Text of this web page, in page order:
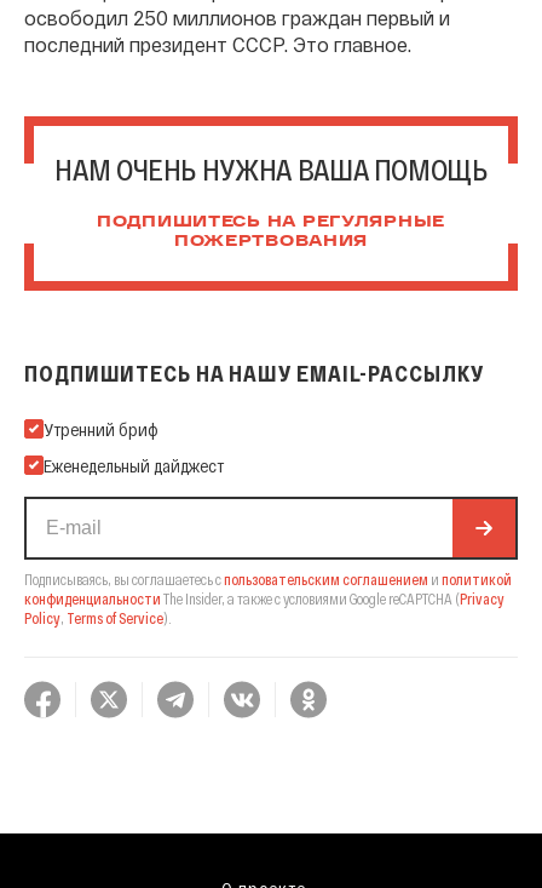
освободил 250 миллионов граждан первый и
последний президент СССР. Это главное.
НАМ ОЧЕНЬ НУЖНА ВАША ПОМОЩЬ
ПОДПИШИТЕСЬ НА РЕГУЛЯРНЫЕ
ПОЖЕРТВОВАНИЯ
ПОДПИШИТЕСЬ НА НАШУ EMAIL-РАССЫЛКУ
Подпишитесь на нашу Email-рассылку
Утренний бриф
Еженедельный дайджест
Подписываясь, вы соглашаетесь спользовательским соглашением и политикой
конфиденциальности The Insider, а также с условиями Google reCAPTCHA (Privacy
Policy, Terms of Service).